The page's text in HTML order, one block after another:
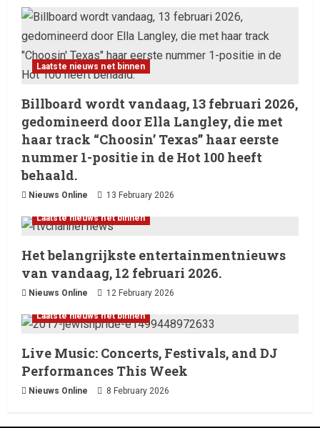
Laatste nieuws net binnen
Billboard wordt vandaag, 13 februari 2026,
gedomineerd door Ella Langley, die met
haar track “Choosin’ Texas” haar eerste
nummer 1-positie in de Hot 100 heeft
behaald.
Nieuws Online 13 February 2026
Laatste nieuws net binnen
Het belangrijkste entertainmentnieuws
van vandaag, 12 februari 2026.
Nieuws Online 12 February 2026
Laatste nieuws net binnen
Live Music: Concerts, Festivals, and DJ
Performances This Week
Nieuws Online 8 February 2026